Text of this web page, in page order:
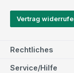
Vertrag
Rechtliches
Service/Hilfe